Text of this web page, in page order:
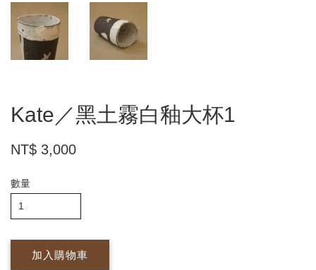
Kate／黑土霧白釉大杯1
NT$ 3,000
數量
加入購物車